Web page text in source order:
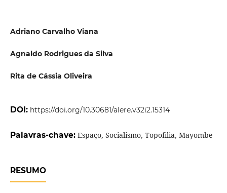
Adriano Carvalho Viana
Agnaldo Rodrigues da Silva
Rita de Cássia Oliveira
DOI: https://doi.org/10.30681/alere.v32i2.15314
Palavras-chave: Espaço, Socialismo, Topofilia, Mayombe
RESUMO